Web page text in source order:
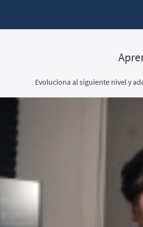
Evoluciona al siguiente nivel y